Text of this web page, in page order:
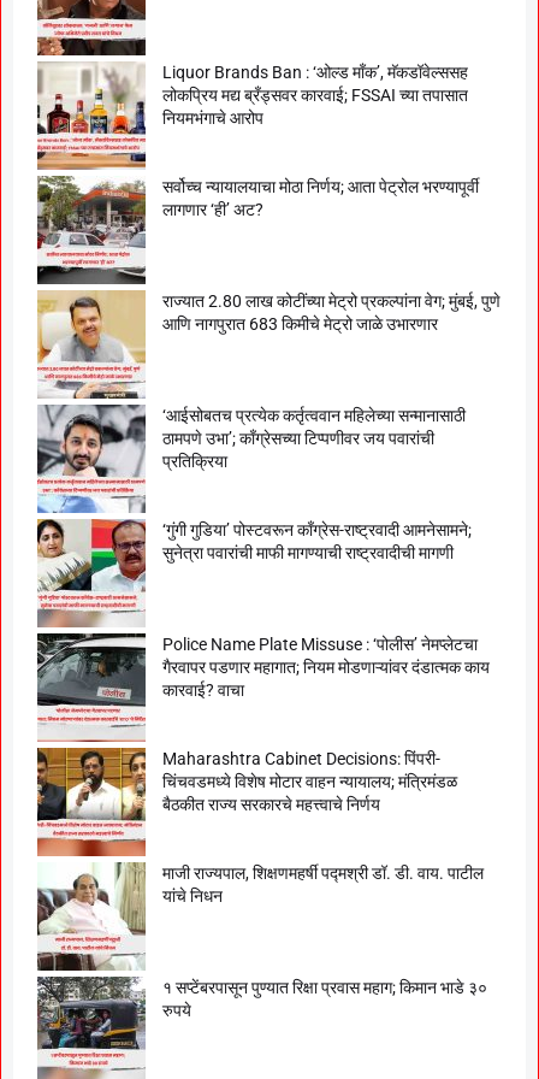
Liquor Brands Ban : ‘ओल्ड मॉंक’, मॅकडॉवेल्ससह
लोकप्रिय मद्य ब्रँड्सवर कारवाई; FSSAI च्या तपासात
नियमभंगाचे आरोप
सर्वोच्च न्यायालयाचा मोठा निर्णय; आता पेट्रोल भरण्यापूर्वी
लागणार ‘ही’ अट?
राज्यात 2.80 लाख कोटींच्या मेट्रो प्रकल्पांना वेग; मुंबई, पुणे
आणि नागपुरात 683 किमीचे मेट्रो जाळे उभारणार
‘आईसोबतच प्रत्येक कर्तृत्ववान महिलेच्या सन्मानासाठी
ठामपणे उभा’; काँग्रेसच्या टिप्पणीवर जय पवारांची
प्रतिक्रिया
‘गुंगी गुडिया’ पोस्टवरून काँग्रेस-राष्ट्रवादी आमनेसामने;
सुनेत्रा पवारांची माफी मागण्याची राष्ट्रवादीची मागणी
Police Name Plate Missuse : ‘पोलीस’ नेमप्लेटचा
गैरवापर पडणार महागात; नियम मोडणाऱ्यांवर दंडात्मक काय
कारवाई? वाचा
Maharashtra Cabinet Decisions: पिंपरी-
चिंचवडमध्ये विशेष मोटार वाहन न्यायालय; मंत्रिमंडळ
बैठकीत राज्य सरकारचे महत्त्वाचे निर्णय
माजी राज्यपाल, शिक्षणमहर्षी पद्मश्री डॉ. डी. वाय. पाटील
यांचे निधन
१ सप्टेंबरपासून पुण्यात रिक्षा प्रवास महाग; किमान भाडे ३०
रुपये